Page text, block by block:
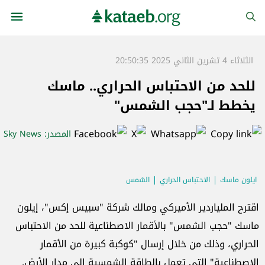
الثلاثاء 4 تشرين الثاني 2025 20:50:35
للحد من الاحتباس الحراري.. ماسك
يخطط لـ"حجب الشمس"
المصدر: Sky News
ايلون ماسك الاحتباس الحراري الشمس
اقترح الملياردير الأميركي ومالك شركة "سبيس إكس"، إيلون
ماسك "حجب الشمس" بالأقمار الاصطناعية للحد من الاحتباس
الحراري، وذلك من خلال إرسال "كوكبة كبيرة من الأقمار